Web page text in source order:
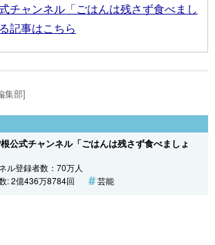
チャンネル「ごはんは残さず食べまし
記事はこちら
集部]
公式チャンネル「ごはんは残さず食べましょ
ル登録者数：70万人
: 2億436万8784回
芸能